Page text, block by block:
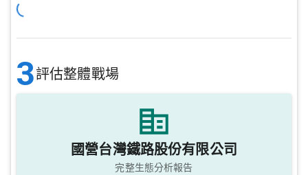
3評估整體戰場
國營台灣鐵路股份有限公司
完整生態分析報告